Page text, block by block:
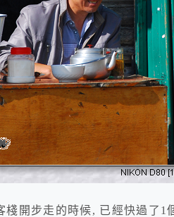
棧開步走的時候, 已經快過了